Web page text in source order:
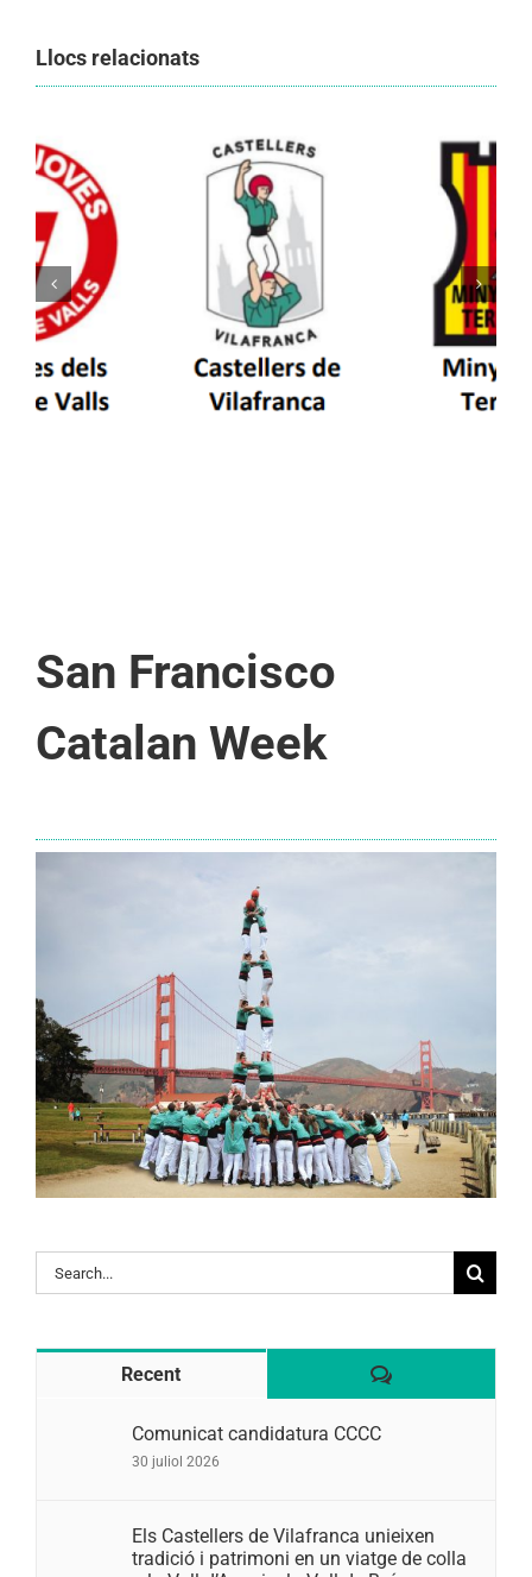
Llocs relacionats
Els Castellers de Vilafranca unieixen tradició i
patrimoni en un viatge de colla a la Vall
d’Aran i a la Vall de Boí
San Francisco
Catalan Week
Search
for:
Recent Comentaris
Comunicat candidatura CCCC
30 juliol 2026
Els Castellers de Vilafranca unieixen
tradició i patrimoni en un viatge de colla